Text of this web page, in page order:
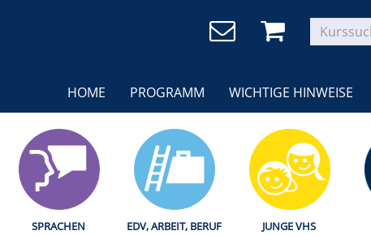
HOME PROGRAMM WICHTIGE HINWEISE
SPRACHEN EDV, ARBEIT, BERUF JUNGE VHS